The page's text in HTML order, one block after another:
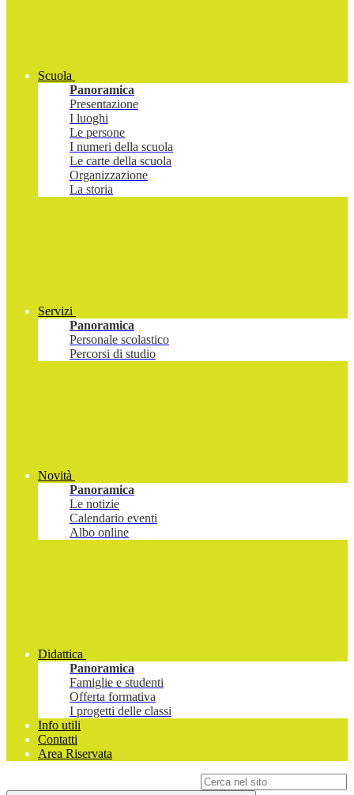
Scuola
Panoramica
Presentazione
I luoghi
Le persone
I numeri della scuola
Le carte della scuola
Organizzazione
La storia
Servizi
Panoramica
Personale scolastico
Percorsi di studio
Novità
Panoramica
Le notizie
Calendario eventi
Albo online
Didattica
Panoramica
Famiglie e studenti
Offerta formativa
I progetti delle classi
Info utili
Contatti
Area Riservata